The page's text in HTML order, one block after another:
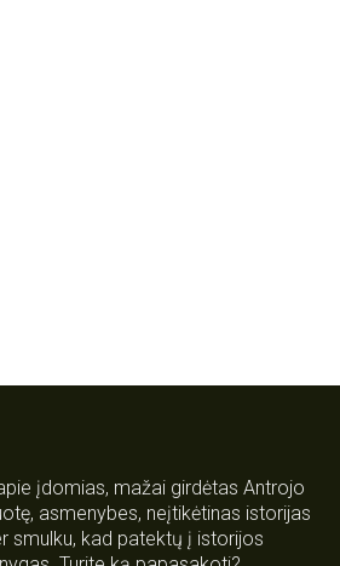
įdomias, mažai girdėtas Antrojo
asmenybes, neįtikėtinas istorijas
smulku, kad patektų į istorijos